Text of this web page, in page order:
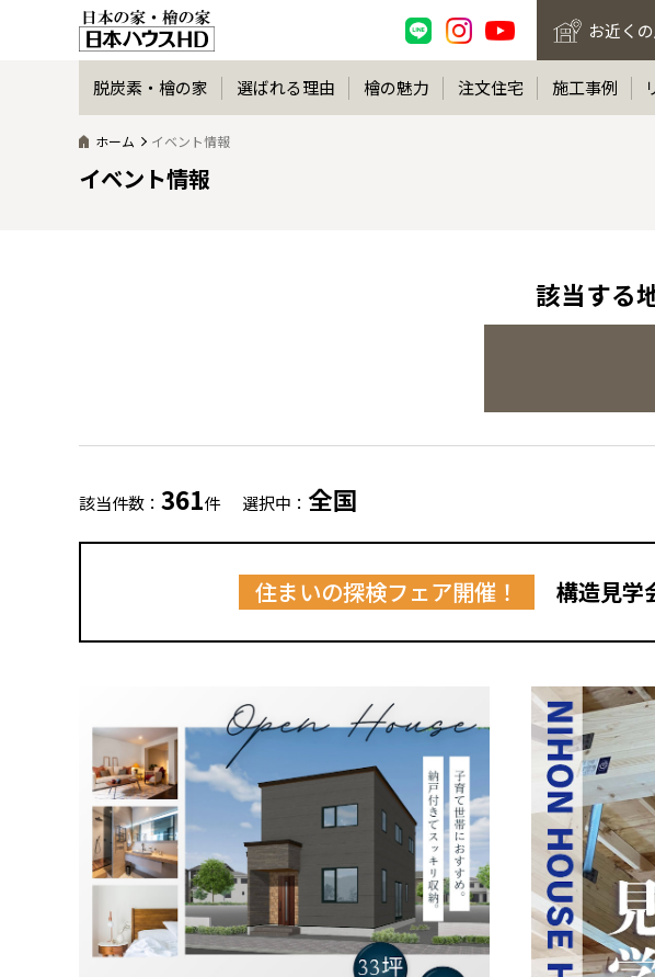
お近く
脱炭素・檜の家 選ばれる理由 檜の魅力 注文住宅 施工事例
ホーム イベント情報
イベント情報
該当する
該当件数： 361件 選択中： 全国
住まいの探検フェア開催！ 構造見学
全国の展示場
北海道
札幌
東北
お近くのイベント
北海道
札幌
東北